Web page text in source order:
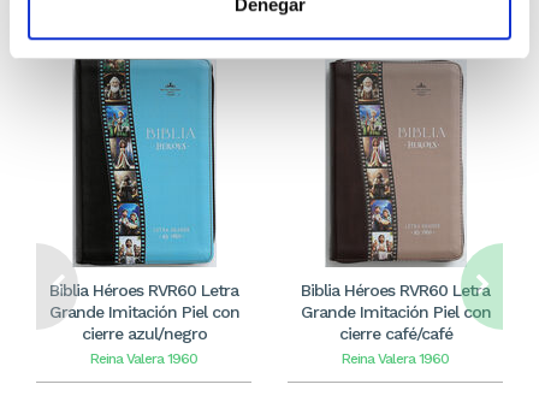
Biblia Héroes RVR60 Letra
Grande Imitación Piel con
cierre azul/negro
Reina Valera 1960
Biblia Héroes RVR60 Letra
Grande Imitación Piel con
cierre café/café
Reina Valera 1960